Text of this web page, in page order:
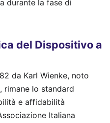
durante la fase di
del Dispositivo a
da Karl Wienke, noto
rimane lo standard
e affidabilità
Italiana